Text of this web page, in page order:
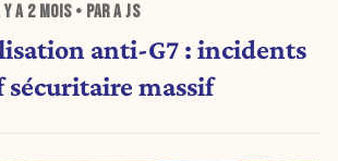
A2 MOIS• PAR A JS
anti-G7 : incidents
massif